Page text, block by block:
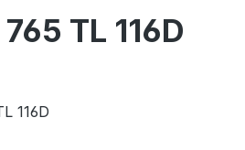
TL 116D